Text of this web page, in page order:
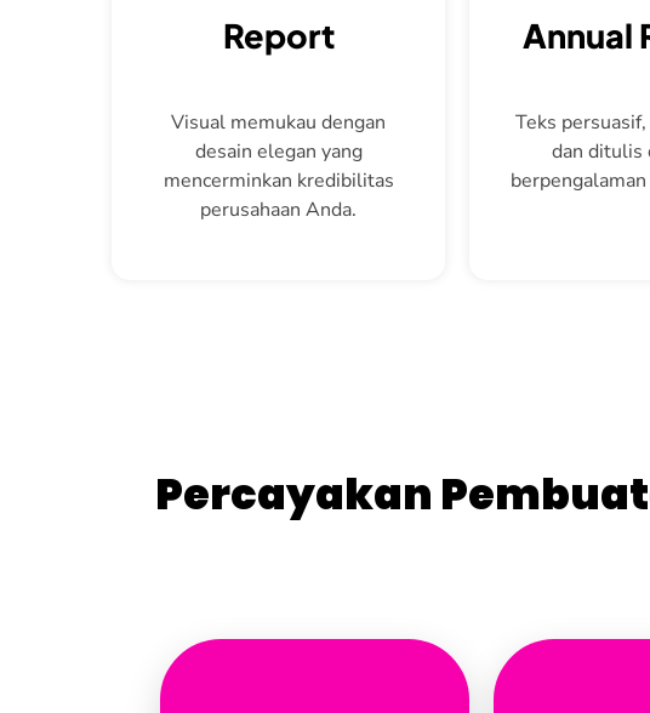
Report
Visual memukau dengan
desain elegan yang
mencerminkan kredibilitas
perusahaan Anda.
Annual
Teks
dan ditulis
Percayakan